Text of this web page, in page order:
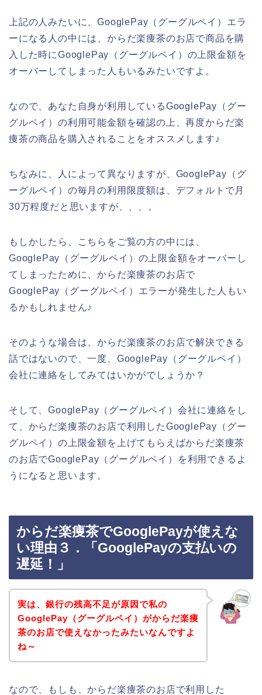
上記の人みたいに、GooglePay（グーグルペイ）エラ
ーになる人の中には、からだ楽痩茶のお店で商品を購
入した時にGooglePay（グーグルペイ）の上限金額を
オーバーしてしまった人もいるみたいですよ。
なので、あなた自身が利用しているGooglePay（グー
グルペイ）の利用可能金額を確認の上、再度からだ楽
痩茶の商品を購入されることをオススメします♪
ちなみに、人によって異なりますが、GooglePay（グ
ーグルペイ）の毎月の利用限度額は、デフォルトで月
30万程度だと思いますが、、、。
もしかしたら、こちらをご覧の方の中には、
GooglePay（グーグルペイ）の上限金額をオーバーし
てしまったために、からだ楽痩茶のお店で
GooglePay（グーグルペイ）エラーが発生した人もい
るかもしれません♪
そのような場合は、からだ楽痩茶のお店で解決できる
話ではないので、一度、GooglePay（グーグルペイ）
会社に連絡をしてみてはいかがでしょうか？
そして、GooglePay（グーグルペイ）会社に連絡をし
て、からだ楽痩茶のお店で利用したGooglePay（グー
グルペイ）の上限金額を上げてもらえばからだ楽痩茶
のお店でGooglePay（グーグルペイ）を利用できるよ
うになると思います。
からだ楽痩茶でGooglePayが使えな
い理由３．「GooglePayの支払いの
遅延！」
実は、銀行の残高不足が原因で私の
GooglePay（グーグルペイ）がからだ楽痩
茶のお店で使えなかったみたいなんですよ
ね～
なので、もしも、からだ楽痩茶のお店で利用した